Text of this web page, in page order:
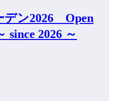
デン2026 Open
since 2026 ～